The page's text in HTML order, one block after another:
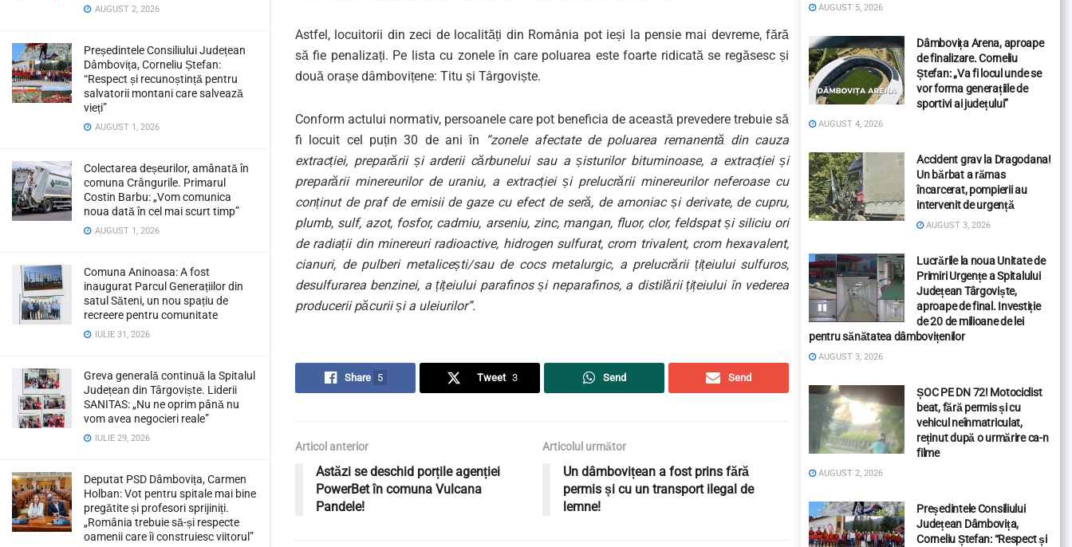
AUGUST 2, 2026
Președintele Consiliului Județean
Dâmbovița, Corneliu Ștefan:
“Respect și recunoștință pentru
salvatorii montani care salvează
vieți”
AUGUST 1, 2026
Colectarea deșeurilor, amânată în
comuna Crângurile. Primarul
Costin Barbu: „Vom comunica
noua dată în cel mai scurt timp”
AUGUST 1, 2026
Comuna Aninoasa: A fost
inaugurat Parcul Generațiilor din
satul Săteni, un nou spațiu de
recreere pentru comunitate
IULIE 31, 2026
Greva generală continuă la Spitalul
Județean din Târgoviște. Liderii
SANITAS: „Nu ne oprim până nu
vom avea negocieri reale”
IULIE 29, 2026
Deputat PSD Dâmbovița, Carmen
Holban: Vot pentru spitale mai bine
pregătite și profesori sprijiniți.
„România trebuie să-și respecte
oamenii care îi construiesc viitorul”
Astfel, locuitorii din zeci de localități din România pot ieși la pensie mai devreme, fără
să fie penalizați. Pe lista cu zonele în care poluarea este foarte ridicată se regăsesc și
două orașe dâmbovițene: Titu și Târgoviște.
Conform actului normativ, persoanele care pot beneficia de această prevedere trebuie să
fi locuit cel puțin 30 de ani în
“zonele afectate de poluarea remanentă din cauza
extracției, preparării și arderii cărbunelui sau a șisturilor bituminoase, a extracției și
preparării minereurilor de uraniu, a extracției și prelucrării minereurilor neferoase cu
conținut de praf de emisii de gaze cu efect de seră, de amoniac și derivate, de cupru,
plumb, sulf, azot, fosfor, cadmiu, arseniu, zinc, mangan, fluor, clor, feldspat și siliciu ori
de radiații din minereuri radioactive, hidrogen sulfurat, crom trivalent, crom hexavalent,
cianuri, de pulberi metalicești/sau de cocs metalurgic, a prelucrării țițeiului sulfuros,
desulfurarea benzinei, a țițeiului parafinos și neparafinos, a distilării țițeiului în vederea
producerii păcurii și a uleiurilor”.
Share 5 Tweet 3 Send Send
Articol anterior
Astăzi se deschid porțile agenției
PowerBet în comuna Vulcana
Pandele!
Articolul următor
Un dâmbovițean a fost prins fără
permis și cu un transport ilegal de
lemne!
AUGUST 5, 2026
Dâmbovița Arena, aproape
de finalizare. Corneliu
Ștefan: „Va fi locul unde se
vor forma generațiile de
sportivi ai județului”
AUGUST 4, 2026
Accident grav la Dragodana!
Un bărbat a rămas
încarcerat, pompierii au
intervenit de urgență
AUGUST 3, 2026
Lucrările la noua Unitate de
Primiri Urgențe a Spitalului
Județean Târgoviște,
aproape de final. Investiție
de 20 de milioane de lei
pentru sănătatea dâmbovițenilor
AUGUST 3, 2026
ȘOC PE DN 72! Motociclist
beat, fără permis și cu
vehicul neînmatriculat,
reținut după o urmărire ca-n
filme
AUGUST 2, 2026
Președintele Consiliului
Județean Dâmbovița,
Corneliu Ștefan: “Respect și